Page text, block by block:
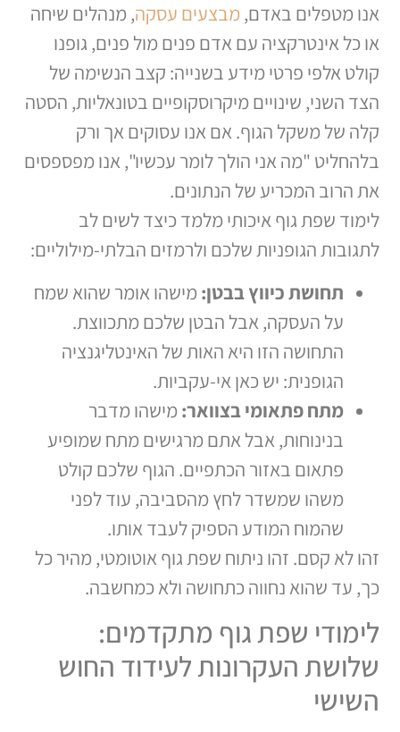
אנו מטפלים באדם,מבצעים עסקה, מנהלים שיחה
או כל אינטרקציה עם אדם פנים מול פנים, גופנו
קולט אלפי פרטי מידע בשנייה: קצב הנשימה של
הצד השני, שינויים מיקרוסקופיים בטונאליות, הסטה
קלה של משקל הגוף. אם אנו עסוקים אך ורק
בלהחליט "מה אני הולך לומר עכשיו", אנו מפספסים
את הרוב המכריע של הנתונים.
לימוד שפת גוף איכותי מלמד כיצד לשים לב
לתגובות הגופניות שלכם ולרמזים הבלתי-מילוליים:
תחושת כיווץ בבטן:מישהו אומר שהוא שמח
על העסקה, אבל הבטן שלכם מתכווצת.
התחושה הזו היא האות של האינטליגנציה
הגופנית: יש כאן אי-עקביות.
מתח פתאומי בצוואר:מישהו מדבר
בנינוחות, אבל אתם מרגישים מתח שמופיע
פתאום באזור הכתפיים. הגוף שלכם קולט
משהו שמשדר לחץ מהסביבה, עוד לפני
שהמוח המודע הספיק לעבד אותו.
זהו לא קסם. זהו ניתוח שפת גוף אוטומטי, מהיר כל
כך, עד שהוא נחווה כתחושה ולא כמחשבה.
לימודי שפת גוף מתקדמים:
שלושת העקרונות לעידוד החוש
השישי